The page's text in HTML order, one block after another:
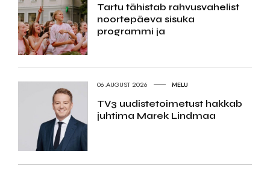
Tartu tähistab rahvusvahelist
noortepäeva sisuka
programmi ja
06.AUGUST 2026 MELU
TV3 uudistetoimetust hakkab
juhtima Marek Lindmaa